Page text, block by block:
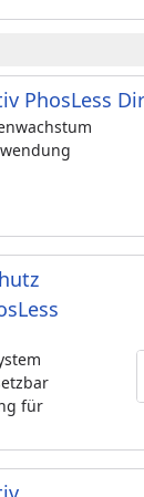
PhosLess
für